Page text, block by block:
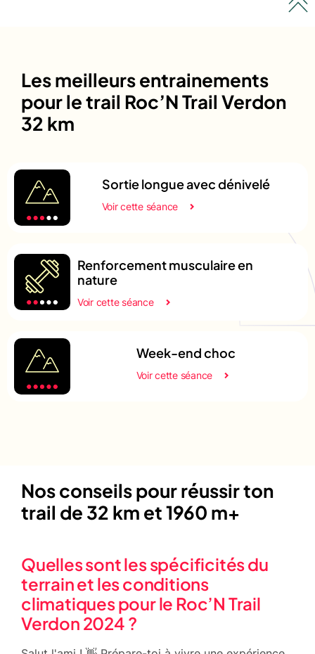
Les meilleurs entrainements
pour le trail Roc’N Trail Verdon
32 km
Sortie longue avec dénivelé
Voir cette séance
Renforcement musculaire en
nature
Voir cette séance
Week-end choc
Voir cette séance
Nos conseils pour réussir ton
trail de 32 km et 1960 m+
Quelles sont les spécificités du
terrain et les conditions
climatiques pour le Roc’N Trail
Verdon 2024 ?